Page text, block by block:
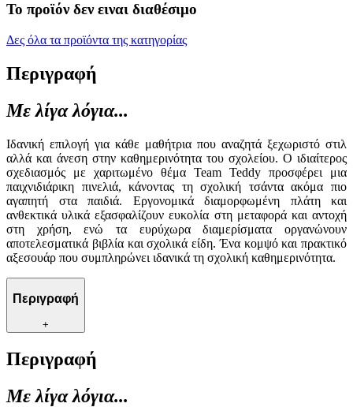
Το προϊόν δεν ειναι διαθέσιμο
Δες όλα τα προϊόντα της κατηγορίας
Περιγραφή
Με λίγα λόγια...
Ιδανική επιλογή για κάθε μαθήτρια που αναζητά ξεχωριστό στιλ
αλλά και άνεση στην καθημερινότητα του σχολείου. Ο ιδιαίτερος
σχεδιασμός με χαριτωμένο θέμα Team Teddy προσφέρει μια
παιχνιδιάρικη πινελιά, κάνοντας τη σχολική τσάντα ακόμα πιο
αγαπητή στα παιδιά. Εργονομικά διαμορφωμένη πλάτη και
ανθεκτικά υλικά εξασφαλίζουν ευκολία στη μεταφορά και αντοχή
στη χρήση, ενώ τα ευρύχωρα διαμερίσματα οργανώνουν
αποτελεσματικά βιβλία και σχολικά είδη. Ένα κομψό και πρακτικό
αξεσουάρ που συμπληρώνει ιδανικά τη σχολική καθημερινότητα.
Περιγραφή
+
Περιγραφή
Με λίγα λόγια...